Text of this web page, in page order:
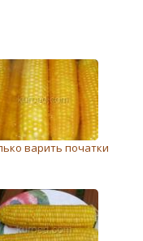
варить початки